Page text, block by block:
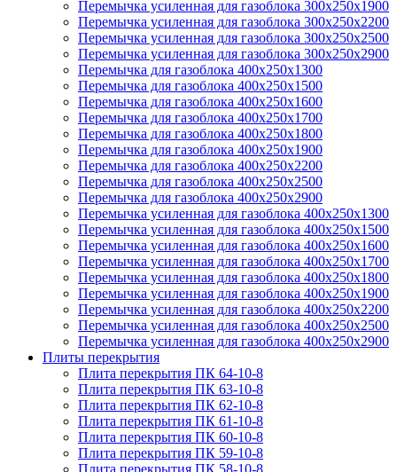
Перемычка усиленная для газоблока 300х250х1900
Перемычка усиленная для газоблока 300х250х2200
Перемычка усиленная для газоблока 300х250х2500
Перемычка усиленная для газоблока 300х250х2900
Перемычка для газоблока 400х250х1300
Перемычка для газоблока 400х250х1500
Перемычка для газоблока 400х250х1600
Перемычка для газоблока 400х250х1700
Перемычка для газоблока 400х250х1800
Перемычка для газоблока 400х250х1900
Перемычка для газоблока 400х250х2200
Перемычка для газоблока 400х250х2500
Перемычка для газоблока 400х250х2900
Перемычка усиленная для газоблока 400х250х1300
Перемычка усиленная для газоблока 400х250х1500
Перемычка усиленная для газоблока 400х250х1600
Перемычка усиленная для газоблока 400х250х1700
Перемычка усиленная для газоблока 400х250х1800
Перемычка усиленная для газоблока 400х250х1900
Перемычка усиленная для газоблока 400х250х2200
Перемычка усиленная для газоблока 400х250х2500
Перемычка усиленная для газоблока 400х250х2900
Плиты перекрытия
Плита перекрытия ПК 64-10-8
Плита перекрытия ПК 63-10-8
Плита перекрытия ПК 62-10-8
Плита перекрытия ПК 61-10-8
Плита перекрытия ПК 60-10-8
Плита перекрытия ПК 59-10-8
Плита перекрытия ПК 58-10-8